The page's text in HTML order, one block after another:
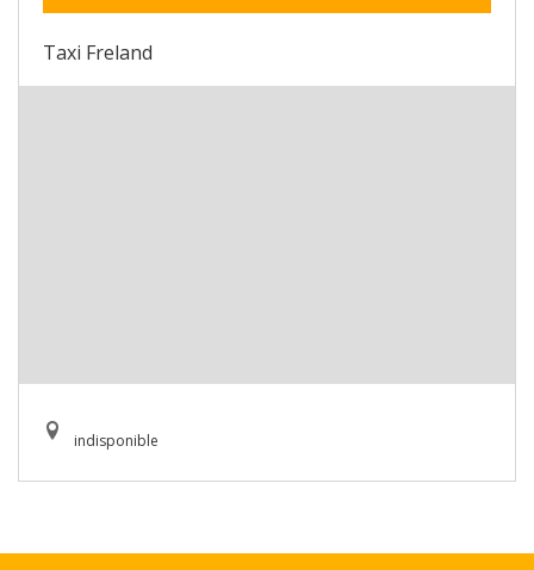
Taxi Freland
indisponible